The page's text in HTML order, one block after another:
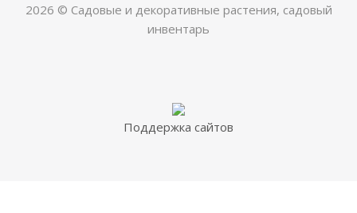
2026 © Садовые и декоративные растения, садовый
инвентарь
Поддержка сайтов